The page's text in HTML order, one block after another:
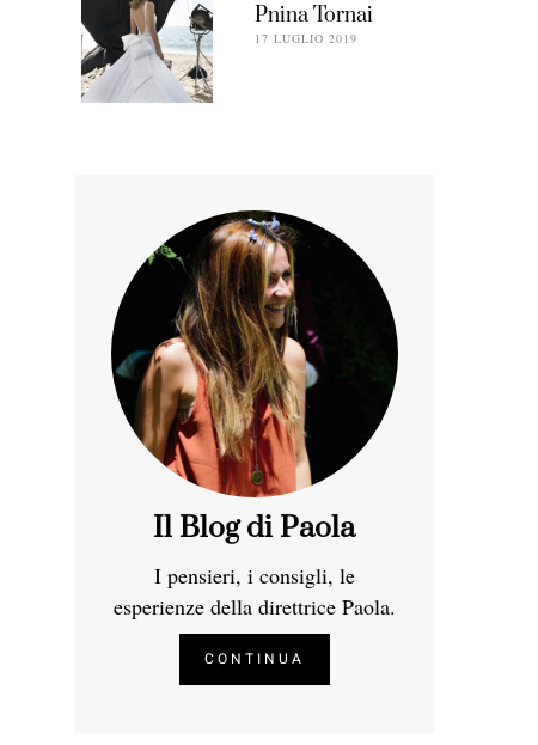
Pnina Tornai
17 LUGLIO 2019
Il Blog di Paola
I pensieri, i consigli, le
esperienze della direttrice Paola.
CONTINUA